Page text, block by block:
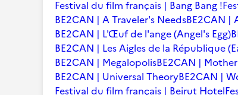
Festival du film français | Bang Bang !
BE2CAN | A Traveler's NeedsBE2CAN |
BE2CAN | L'Œuf de l'ange (Angel's Egg)
BE2CAN | Les Aigles de la République
BE2CAN | MegalopolisBE2CAN | Mother
BE2CAN | Universal TheoryBE2CAN |
Festival du film français | Beirut Hotel